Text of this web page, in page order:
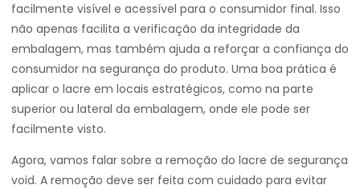
facilmente visível e acessível para o consumidor final. Isso
não apenas facilita a verificação da integridade da
embalagem, mas também ajuda a reforçar a confiança do
consumidor na segurança do produto. Uma boa prática é
aplicar o lacre em locais estratégicos, como na parte
superior ou lateral da embalagem, onde ele pode ser
facilmente visto.
Agora, vamos falar sobre a remoção do lacre de segurança
void. A remoção deve ser feita com cuidado para evitar